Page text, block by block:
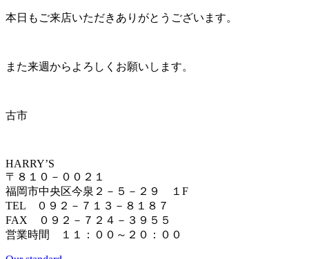
本日もご来店いただきありがとうございます。
また来週からよろしくお願いします。
古市
HARRY’S
〒８１０－００２１
福岡市中央区今泉２－５－２９ １F
TEL ０９２－７１３－８１８７
FAX ０９２－７２４－３９５５
営業時間 １１：００～２０：００